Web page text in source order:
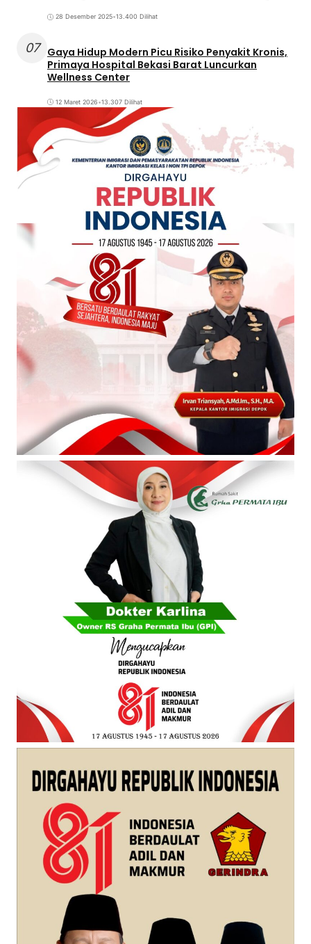
28 Desember 2025•13.400 Dilihat
07
Gaya Hidup Modern Picu Risiko Penyakit Kronis,
Primaya Hospital Bekasi Barat Luncurkan
Wellness Center
12 Maret 2026•13.307 Dilihat